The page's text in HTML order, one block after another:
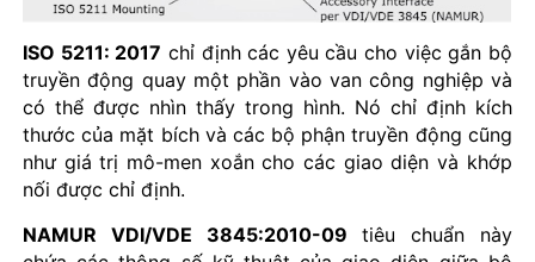
ISO 5211: 2017 chỉ định các yêu cầu cho việc gắn bộ
truyền động quay một phần vào van công nghiệp và
có thể được nhìn thấy trong hình. Nó chỉ định kích
thước của mặt bích và các bộ phận truyền động cũng
như giá trị mô-men xoắn cho các giao diện và khớp
nối được chỉ định.
NAMUR VDI/VDE 3845:2010-09 tiêu chuẩn này